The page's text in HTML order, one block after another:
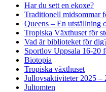
Har du sett en ekoxe?
Traditionell midsommar
Queens – En utställning
Tropiska Växthuset för
Vad är biblioteket för
Sportlov Uppsala 16-20
Biotopia
Tropiska växthuset
Jullovsaktiviteter 2025 –
Jultomten